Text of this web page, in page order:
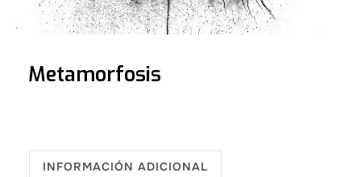
Metamorfosis
INFORMACIÓN ADICIONAL